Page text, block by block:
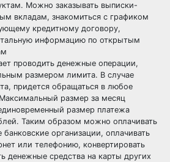
Можно заказывать выписки-
вкладам, знакомиться с графиком
кредитному договору,
информацию по открытым
проводить денежные операции,
размером лимита. В случае
придется обращаться в любое
размер за месяц
размер платежа
Таким образом можно оплачивать
банковские организации, оплачивать
или телефонию, конвертировать
денежные средства на карты других